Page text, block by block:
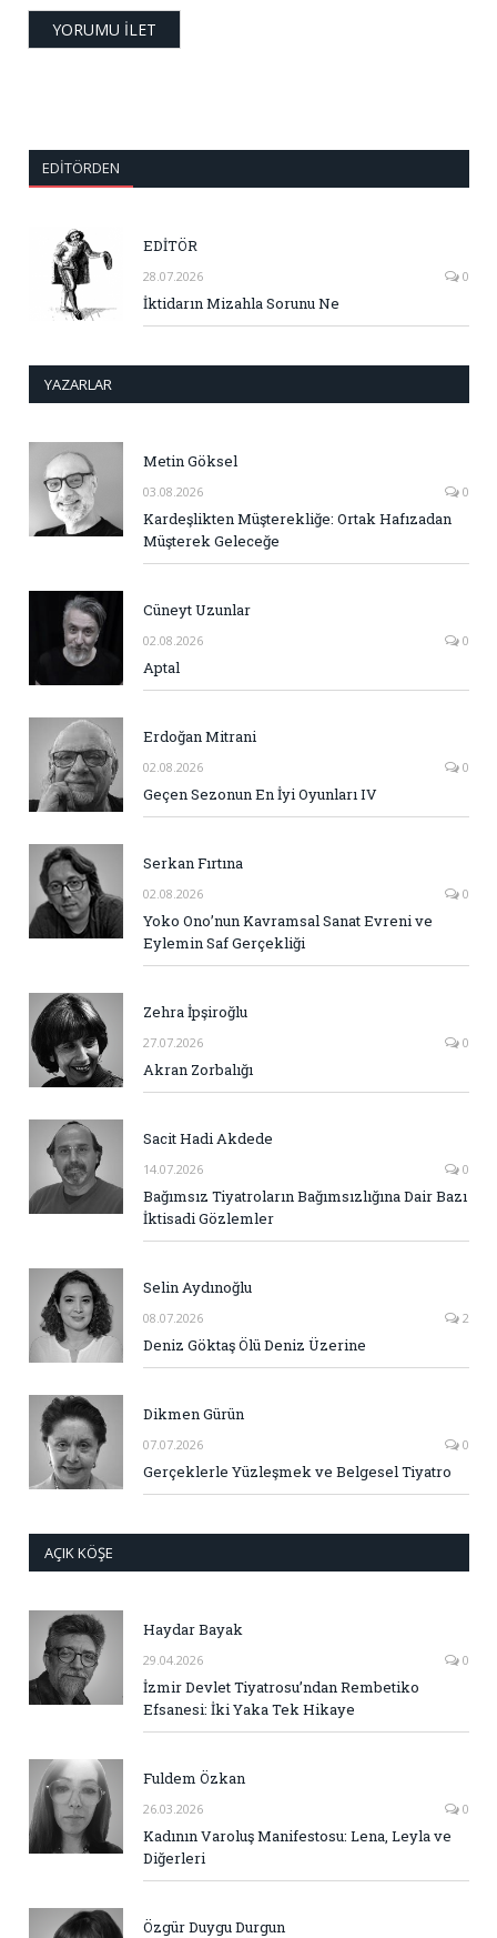
EDITÖRDEN
EDİTÖR
28.07.2026 0
İktidarın Mizahla Sorunu Ne
YAZARLAR
Metin Göksel
03.08.2026 0
Kardeşlikten Müşterekliğe: Ortak Hafızadan
Müşterek Geleceğe
Cüneyt Uzunlar
02.08.2026 0
Aptal
Erdoğan Mitrani
02.08.2026 0
Geçen Sezonun En İyi Oyunları IV
Serkan Fırtına
02.08.2026 0
Yoko Ono’nun Kavramsal Sanat Evreni ve
Eylemin Saf Gerçekliği
Zehra İpşiroğlu
27.07.2026 0
Akran Zorbalığı
Sacit Hadi Akdede
14.07.2026 0
Bağımsız Tiyatroların Bağımsızlığına Dair Bazı
İktisadi Gözlemler
Selin Aydınoğlu
08.07.2026 2
Deniz Göktaş Ölü Deniz Üzerine
Dikmen Gürün
07.07.2026 0
Gerçeklerle Yüzleşmek ve Belgesel Tiyatro
AÇIK KÖŞE
Haydar Bayak
29.04.2026 0
İzmir Devlet Tiyatrosu’ndan Rembetiko
Efsanesi: İki Yaka Tek Hikaye
Fuldem Özkan
26.03.2026 0
Kadının Varoluş Manifestosu: Lena, Leyla ve
Diğerleri
Özgür Duygu Durgun